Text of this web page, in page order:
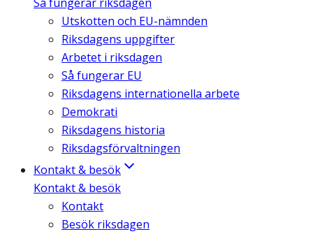
Utskotten och EU-nämnden
Riksdagens uppgifter
Arbetet i riksdagen
Så fungerar EU
Riksdagens internationella arbete
Demokrati
Riksdagens historia
Riksdagsförvaltningen
Kontakt & besök
Kontakt & besök
Kontakt
Besök riksdagen